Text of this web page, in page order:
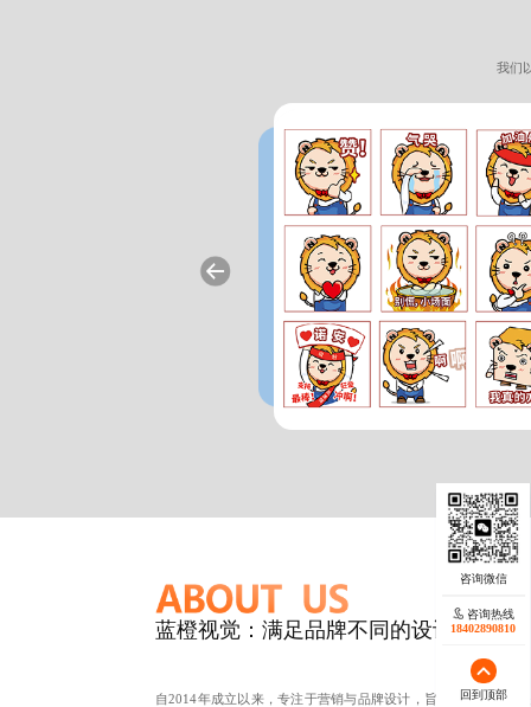
我们
具有多重含义。粉色通常与温柔、浪
令人愉悦的感觉。它没有红色那般强
蓝橙视觉：满足品牌不同的设计需求
自2014年成立以来，专注于营销与品牌设计，旨在创新。我们
咨询热线
17723342546
回到顶部
咨询热线
18402890810
回到顶部